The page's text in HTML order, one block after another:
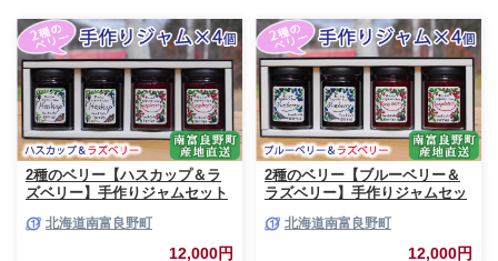
2種のベリー【ハスカップ＆ラ
ズベリー】手作りジャムセット
ム ベリー ハスカップ ラズベリ
ー ソース カシス てんさい糖 無
北海道南富良野町
12,000円
2種のベリー【ブルーベリー＆
ラズベリー】手作りジャムセッ
ャム ベリー ブルーベリー ラズ
ベリー ソース カシス 果実 てん
北海道南富良野町
12,000円